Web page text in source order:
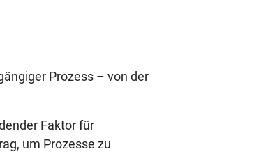
Prozess – von der
Faktor für
um Prozesse zu